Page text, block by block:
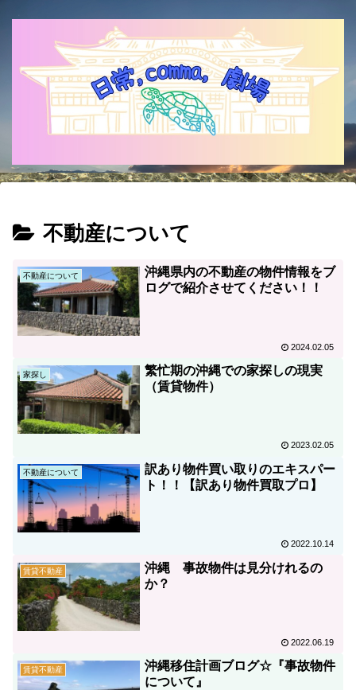
不動産について
不動産について
沖縄県内の不動産の物件情報をブ
ログで紹介させてください！！
2024.02.05
家探し
繁忙期の沖縄での家探しの現実
（賃貸物件）
2023.02.05
不動産について
訳あり物件買い取りのエキスパー
ト！！【訳あり物件買取プロ】
2022.10.14
賃貸不動産
沖縄 事故物件は見分けれるの
か？
2022.06.19
賃貸不動産
沖縄移住計画ブログ☆『事故物件
について』